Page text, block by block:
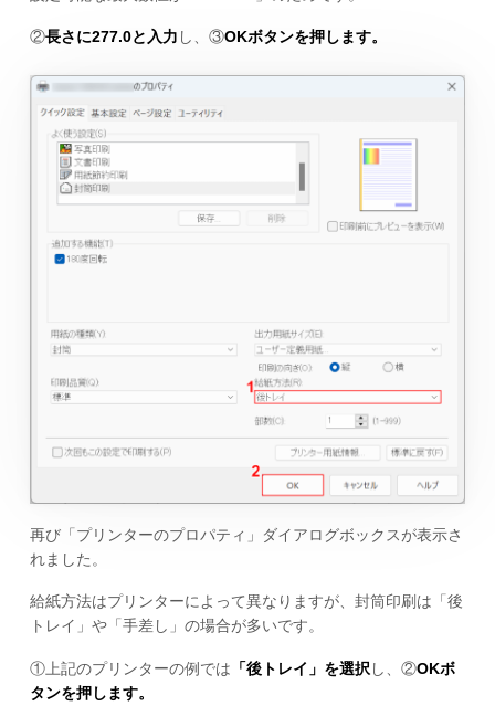
②長さに277.0と入力 し、③OKボタンを押します。
再び「プリンターのプロパティ」ダイアログボックスが表示さ
れました。
給紙方法はプリンターによって異なりますが、封筒印刷は「後
トレイ」や「手差し」の場合が多いです。
①上記のプリンターの例では 「後トレイ」を選択 し、②OKボ
タンを押します。